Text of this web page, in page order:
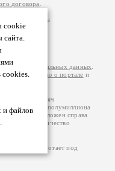
cookie
сайта.
cookies.
и файлов
.
договора
авторам
возможна
можете
за
на
персональных данных
информацию о портале и
100 тысяч
более полумиллиона
расположен справа
цифры: количество
Портал работает под